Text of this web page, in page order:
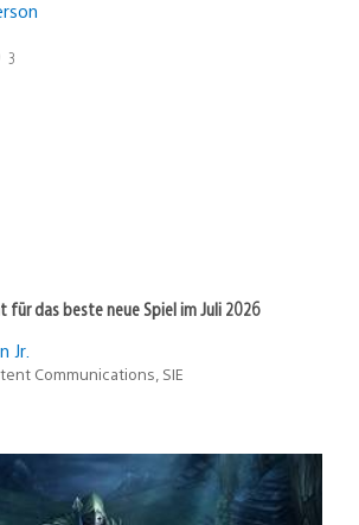
3
für das beste neue Spiel im Juli 2026
Jr.
Communications, SIE